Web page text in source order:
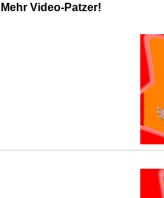
Mehr Video-Patzer!